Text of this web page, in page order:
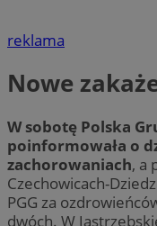
reklama
Nowe
W sobotę Polska
poinformowała o
zachorowaniach, a
Czechowicach-
PGG za
dwóch. W